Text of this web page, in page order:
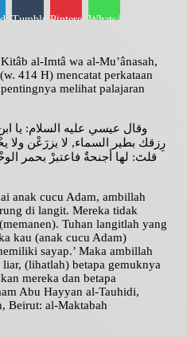
Tumblr PinterestWhatsApp
al-Imtâ wa al-Mu’ânasah,
414 H) mencatat perkataan
melihat palajaran
رِزقك بطير السماء, لا يزرَعْن ولا
قلتَ: لها أجنحةٌ فاعتبرْ بحمر
anak cucu Adam, ambillah
di langit. Mereka tidak
Tuhan langitlah yang
kau (anak cucu Adam)
sayap.’ Maka ambillah
(lihatlah) betapa gemuknya
mereka dan betapa
Abu Hayyan al-Tauhidi,
Beirut: al-Maktabah